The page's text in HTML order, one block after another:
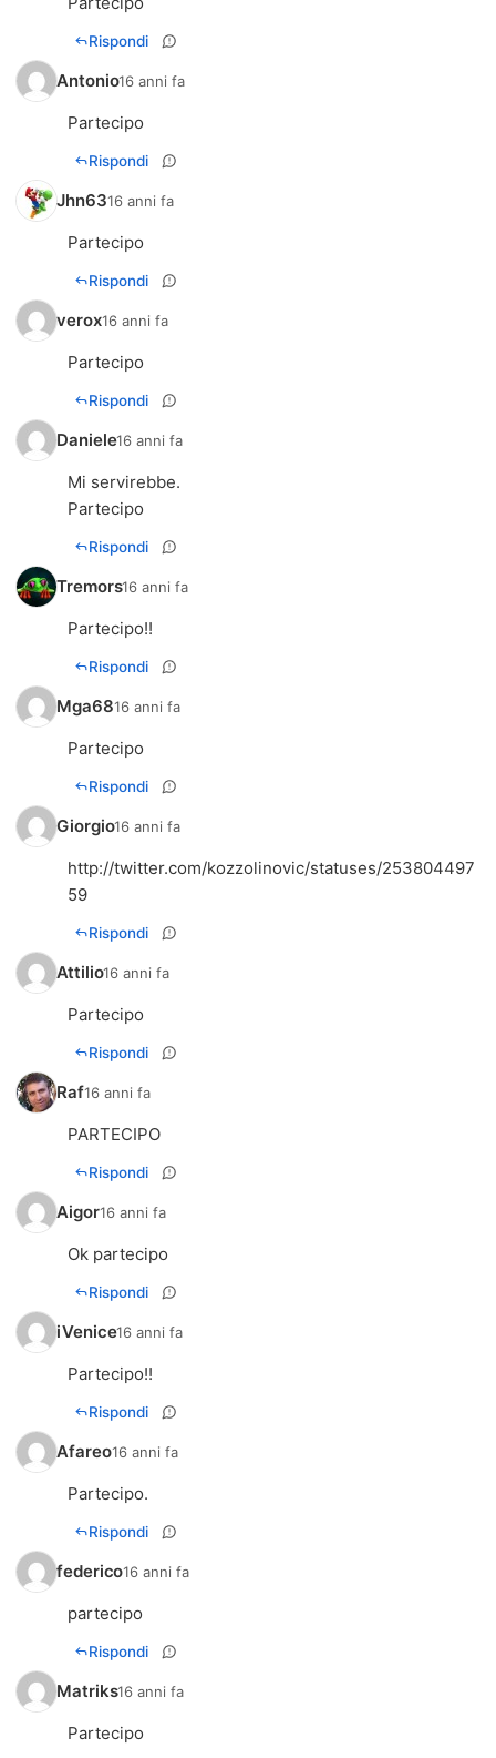
Rispondi
Antonio16 anni fa
Partecipo
Rispondi
Jhn6316 anni fa
Partecipo
Rispondi
verox16 anni fa
Partecipo
Rispondi
Daniele16 anni fa
Mi servirebbe.
Partecipo
Rispondi
Tremors16 anni fa
Partecipo!!
Rispondi
Mga6816 anni fa
Partecipo
Rispondi
Giorgio16 anni fa
http://twitter.com/kozzolinovic/statuses/253804497
59
Rispondi
Attilio16 anni fa
Partecipo
Rispondi
Raf16 anni fa
PARTECIPO
Rispondi
Aigor16 anni fa
Ok partecipo
Rispondi
iVenice16 anni fa
Partecipo!!
Rispondi
Afareo16 anni fa
Partecipo.
Rispondi
federico16 anni fa
partecipo
Rispondi
Matriks16 anni fa
Partecipo